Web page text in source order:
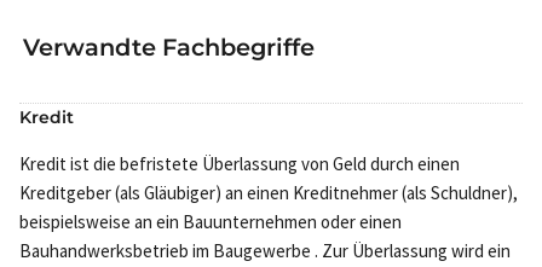
Verwandte Fachbegriffe
Kredit
Kredit ist die befristete Überlassung von Geld durch einen
Kreditgeber (als Gläubiger) an einen Kreditnehmer (als Schuldner),
beispielsweise an ein Bauunternehmen oder einen
Bauhandwerksbetrieb im Baugewerbe . Zur Überlassung wird ein